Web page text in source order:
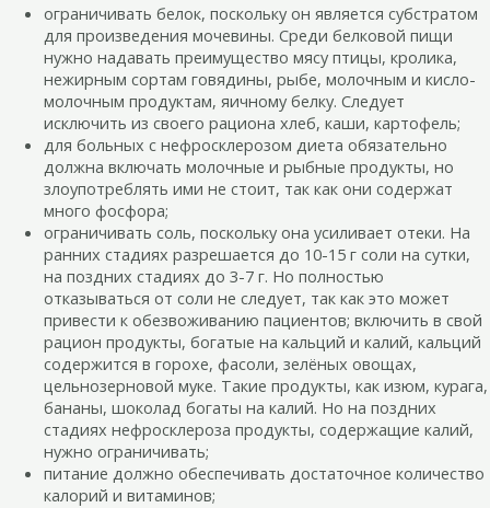
ограничивать белок, поскольку он является субстратом
для произведения мочевины. Среди белковой пищи
нужно надавать преимущество мясу птицы, кролика,
нежирным сортам говядины, рыбе, молочным и кисло-
молочным продуктам, яичному белку. Следует
исключить из своего рациона хлеб, каши, картофель;
для больных с нефросклерозом диета обязательно
должна включать молочные и рыбные продукты, но
злоупотреблять ими не стоит, так как они содержат
много фосфора;
ограничивать соль, поскольку она усиливает отеки. На
ранних стадиях разрешается до 10-15 г соли на сутки,
на поздних стадиях до 3-7 г. Но полностью
отказываться от соли не следует, так как это может
привести к обезвоживанию пациентов; включить в свой
рацион продукты, богатые на кальций и калий, кальций
содержится в горохе, фасоли, зелёных овощах,
цельнозерновой муке. Такие продукты, как изюм, курага,
бананы, шоколад богаты на калий. Но на поздних
стадиях нефросклероза продукты, содержащие калий,
нужно ограничивать;
питание должно обеспечивать достаточное количество
калорий и витаминов;